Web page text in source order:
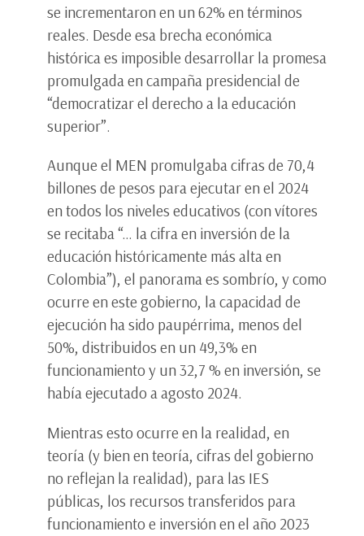
se incrementaron en un 62% en términos
reales. Desde esa brecha económica
histórica es imposible desarrollar la promesa
promulgada en campaña presidencial de
“democratizar el derecho a la educación
superior”.
Aunque el MEN promulgaba cifras de 70,4
billones de pesos para ejecutar en el 2024
en todos los niveles educativos (con vítores
se recitaba “… la cifra en inversión de la
educación históricamente más alta en
Colombia”), el panorama es sombrío, y como
ocurre en este gobierno, la capacidad de
ejecución ha sido paupérrima, menos del
50%, distribuidos en un 49,3% en
funcionamiento y un 32,7 % en inversión, se
había ejecutado a agosto 2024.
Mientras esto ocurre en la realidad, en
teoría (y bien en teoría, cifras del gobierno
no reflejan la realidad), para las IES
públicas, los recursos transferidos para
funcionamiento e inversión en el año 2023